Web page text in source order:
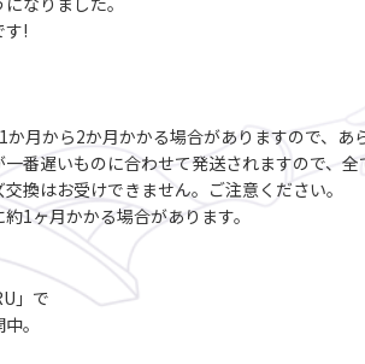
す!
月から2か月かかる場合がありますので、あ
番遅いものに合わせて発送されますので、
換はお受けできません。ご注意ください。
1ヶ月かかる場合があります。
」で
。